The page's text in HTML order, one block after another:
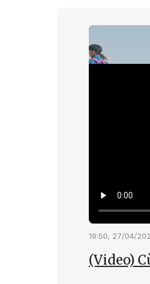
19:50, 27/04/
(Video)